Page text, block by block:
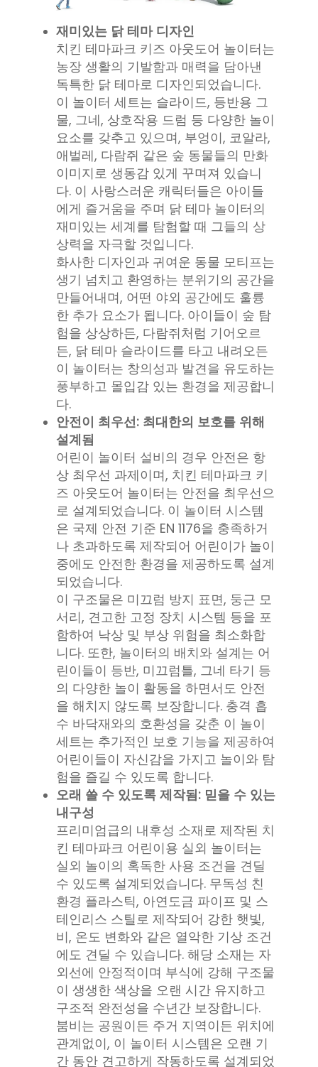
재미있는 닭 테마 디자인
치킨 테마파크 키즈 아웃도어 놀이터는
농장 생활의 기발함과 매력을 담아낸
독특한 닭 테마로 디자인되었습니다.
이 놀이터 세트는 슬라이드, 등반용 그
물, 그네, 상호작용 드럼 등 다양한 놀이
요소를 갖추고 있으며, 부엉이, 코알라,
애벌레, 다람쥐 같은 숲 동물들의 만화
이미지로 생동감 있게 꾸며져 있습니
다. 이 사랑스러운 캐릭터들은 아이들
에게 즐거움을 주며 닭 테마 놀이터의
재미있는 세계를 탐험할 때 그들의 상
상력을 자극할 것입니다.
화사한 디자인과 귀여운 동물 모티프는
생기 넘치고 환영하는 분위기의 공간을
만들어내며, 어떤 야외 공간에도 훌륭
한 추가 요소가 됩니다. 아이들이 숲 탐
험을 상상하든, 다람쥐처럼 기어오르
든, 닭 테마 슬라이드를 타고 내려오든
이 놀이터는 창의성과 발견을 유도하는
풍부하고 몰입감 있는 환경을 제공합니
다.
안전이 최우선: 최대한의 보호를 위해
설계됨
어린이 놀이터 설비의 경우 안전은 항
상 최우선 과제이며, 치킨 테마파크 키
즈 아웃도어 놀이터는 안전을 최우선으
로 설계되었습니다. 이 놀이터 시스템
은 국제 안전 기준 EN 1176을 충족하거
나 초과하도록 제작되어 어린이가 놀이
중에도 안전한 환경을 제공하도록 설계
되었습니다.
이 구조물은 미끄럼 방지 표면, 둥근 모
서리, 견고한 고정 장치 시스템 등을 포
함하여 낙상 및 부상 위험을 최소화합
니다. 또한, 놀이터의 배치와 설계는 어
린이들이 등반, 미끄럼틀, 그네 타기 등
의 다양한 놀이 활동을 하면서도 안전
을 해치지 않도록 보장합니다. 충격 흡
수 바닥재와의 호환성을 갖춘 이 놀이
세트는 추가적인 보호 기능을 제공하여
어린이들이 자신감을 가지고 놀이와 탐
험을 즐길 수 있도록 합니다.
오래 쓸 수 있도록 제작됨: 믿을 수 있는
내구성
프리미엄급의 내후성 소재로 제작된 치
킨 테마파크 어린이용 실외 놀이터는
실외 놀이의 혹독한 사용 조건을 견딜
수 있도록 설계되었습니다. 무독성 친
환경 플라스틱, 아연도금 파이프 및 스
테인리스 스틸로 제작되어 강한 햇빛,
비, 온도 변화와 같은 열악한 기상 조건
에도 견딜 수 있습니다. 해당 소재는 자
외선에 안정적이며 부식에 강해 구조물
이 생생한 색상을 오랜 시간 유지하고
구조적 완전성을 수년간 보장합니다.
붐비는 공원이든 주거 지역이든 위치에
관계없이, 이 놀이터 시스템은 오랜 기
간 동안 견고하게 작동하도록 설계되었